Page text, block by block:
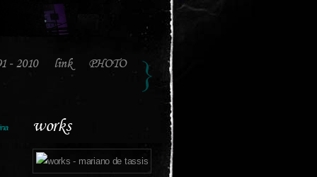
- 2010 link PHOTO
works